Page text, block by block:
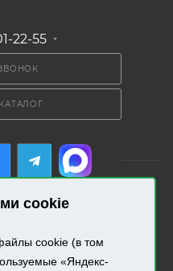
cookie
cookie (в том
«Яндекс-
22-55